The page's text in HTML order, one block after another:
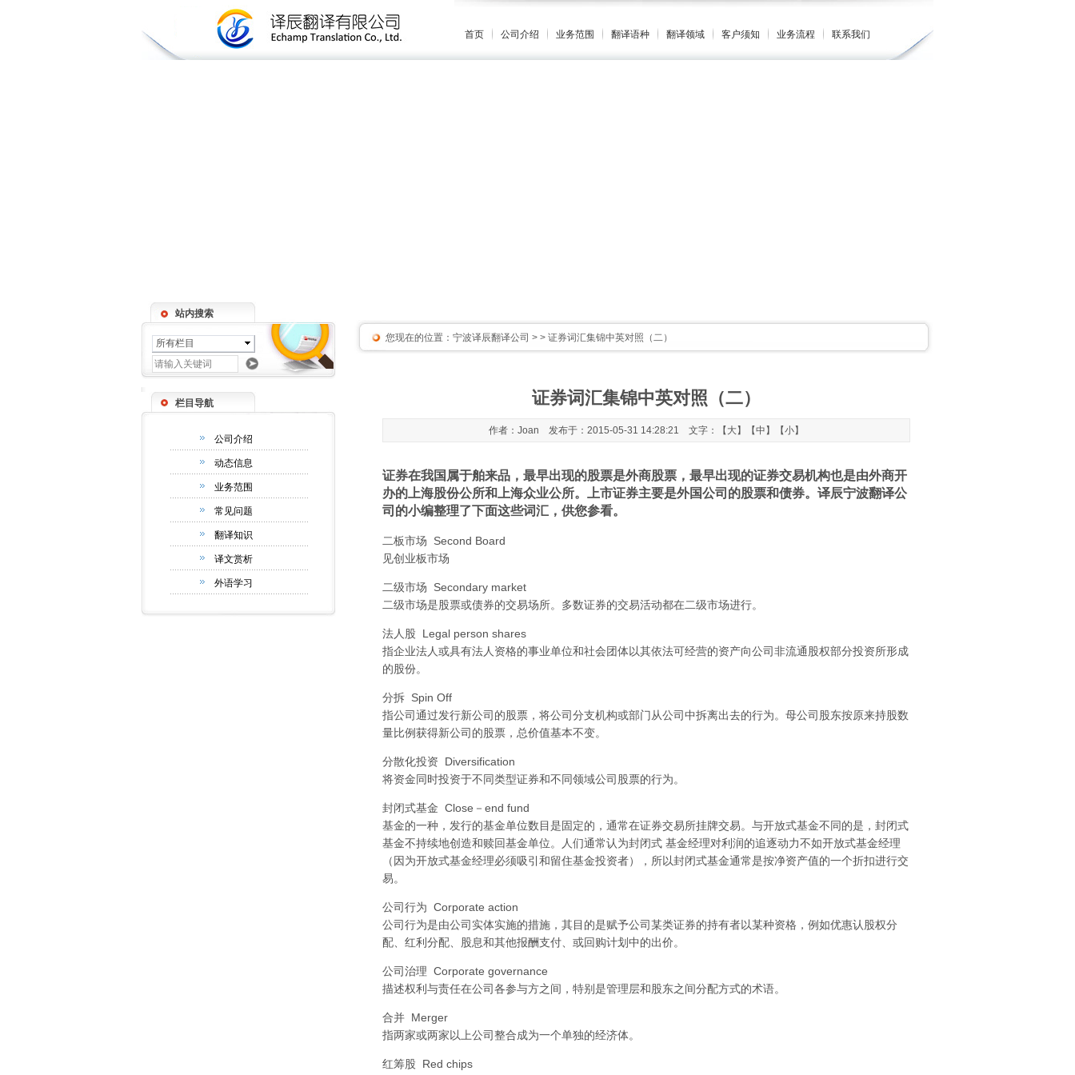
首页 公司介绍 业务范围 翻译语种 翻译领域 客户须知 业务流程 联系我们
站内搜索
所有栏目
栏目导航
公司介绍
动态信息
业务范围
常见问题
翻译知识
译文赏析
外语学习
您现在的位置： 宁波译辰翻译公司 > > 证券词汇集锦中英对照（二）
证券词汇集锦中英对照（二）
作者：Joan 发布于：2015-05-31 14:28:21 文字：【 大】【中 】【小】
证券在我国属于舶来品，最早出现的股票是外商股票，最早出现的证券交易机构也是由外商开
办的上海股份公所和上海众业公所。上市证券主要是外国公司的股票和债券。译辰宁波翻译公
司的小编整理了下面这些词汇，供您参看。
二板市场 Second Board
见创业板市场
二级市场 Secondary market
二级市场是股票或债券的交易场所。多数证券的交易活动都在二级市场进行。
法人股 Legal person shares
指企业法人或具有法人资格的事业单位和社会团体以其依法可经营的资产向公司非流通股权部分投资所形成
的股份。
分拆 Spin Off
指公司通过发行新公司的股票，将公司分支机构或部门从公司中拆离出去的行为。母公司股东按原来持股数
量比例获得新公司的股票，总价值基本不变。
分散化投资 Diversification
将资金同时投资于不同类型证券和不同领域公司股票的行为。
封闭式基金 Close－end fund
基金的一种，发行的基金单位数目是固定的，通常在证券交易所挂牌交易。与开放式基金不同的是，封闭式
基金不持续地创造和赎回基金单位。人们通常认为封闭式 基金经理对利润的追逐动力不如开放式基金经理
（因为开放式基金经理必须吸引和留住基金投资者），所以封闭式基金通常是按净资产值的一个折扣进行交
易。
公司行为 Corporate action
公司行为是由公司实体实施的措施，其目的是赋予公司某类证券的持有者以某种资格，例如优惠认股权分
配、红利分配、股息和其他报酬支付、或回购计划中的出价。
公司治理 Corporate governance
描述权利与责任在公司各参与方之间，特别是管理层和股东之间分配方式的术语。
合并 Merger
指两家或两家以上公司整合成为一个单独的经济体。
红筹股 Red chips